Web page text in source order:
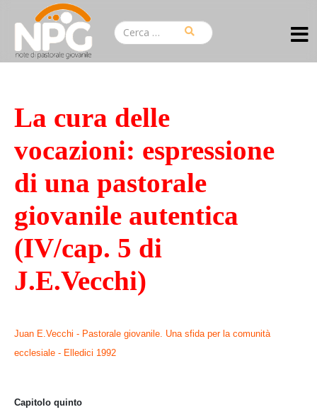
La cura delle
vocazioni: espressione
di una pastorale
giovanile autentica
(IV/cap. 5 di
J.E.Vecchi)
Juan E.Vecchi - Pastorale giovanile. Una sfida per la comunità
ecclesiale - Elledici 1992
Capitolo quinto